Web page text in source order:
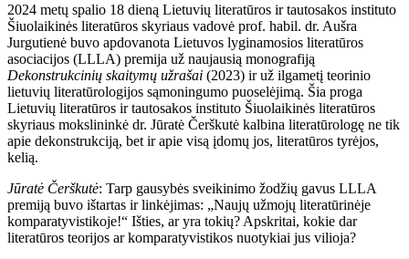
2024 metų spalio 18 dieną Lietuvių literatūros ir tautosakos instituto
Šiuolaikinės literatūros skyriaus vadovė prof. habil. dr. Aušra
Jurgutienė buvo apdovanota Lietuvos lyginamosios literatūros
asociacijos (LLLA) premija už naujausią monografiją
Dekonstrukcinių skaitymų užrašai (2023) ir už ilgametį teorinio
lietuvių literatūrologijos sąmoningumo puoselėjimą. Šia proga
Lietuvių literatūros ir tautosakos instituto Šiuolaikinės literatūros
skyriaus mokslininkė dr. Jūratė Čerškutė kalbina literatūrologę ne tik
apie dekonstrukciją, bet ir apie visą įdomų jos, literatūros tyrėjos,
kelią.
Jūratė Čerškutė: Tarp gausybės sveikinimo žodžių gavus LLLA
premiją buvo ištartas ir linkėjimas: „Naujų užmojų literatūrinėje
komparatyvistikoje!“ Išties, ar yra tokių? Apskritai, kokie dar
literatūros teorijos ar komparatyvistikos nuotykiai jus vilioja?